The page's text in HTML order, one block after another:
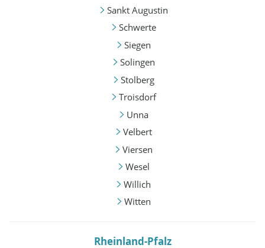
Sankt Augustin
Schwerte
Siegen
Solingen
Stolberg
Troisdorf
Unna
Velbert
Viersen
Wesel
Willich
Witten
Rheinland-Pfalz